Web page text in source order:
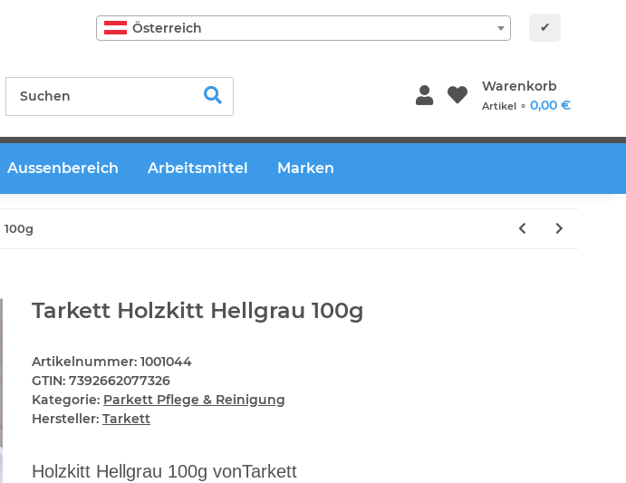
Österreich ✔
Warenkorb
Artikel ⚬ 0,00 €
Aussenbereich Arbeitsmittel Marken
Tarkett Holzkitt Hellgrau 100g
Artikelnummer: 1001044
GTIN: 7392662077326
Kategorie: Parkett Pflege & Reinigung
Hersteller: Tarkett
Holzkitt Hellgrau 100g vonTarkett